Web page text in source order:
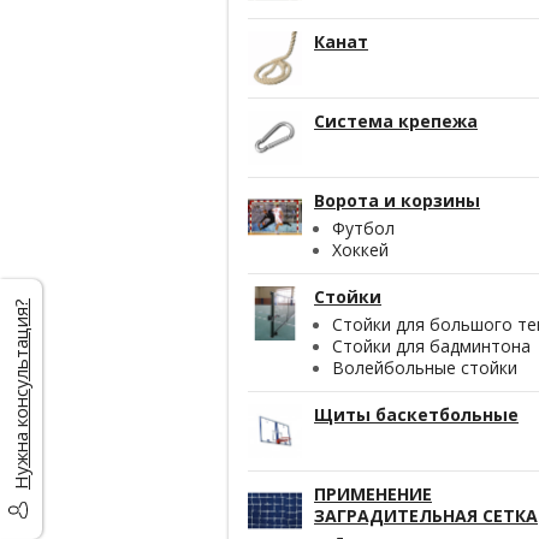
Канат
Система крепежа
Ворота и корзины
Футбол
Хоккей
Стойки
Стойки для большого
Стойки для бадминтона
Волейбольные стойки
Щиты баскетбольные
ПРИМЕНЕНИЕ
ЗАГРАДИТЕЛЬНАЯ СЕТКА
Нужна консультация?